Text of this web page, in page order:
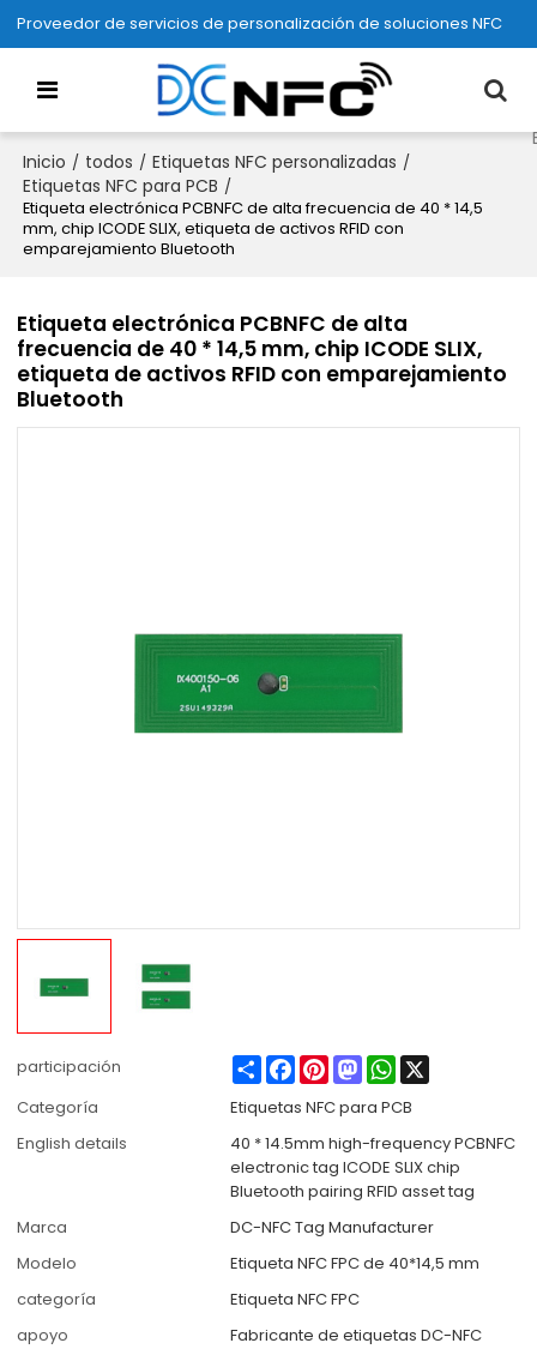
Proveedor de servicios de personalización de soluciones NFC
Inicio / todos / Etiquetas NFC personalizadas /
Etiquetas NFC para PCB /
Etiqueta electrónica PCBNFC de alta frecuencia de 40 * 14,5
mm, chip ICODE SLIX, etiqueta de activos RFID con
emparejamiento Bluetooth
Etiqueta electrónica PCBNFC de alta
frecuencia de 40 * 14,5 mm, chip ICODE SLIX,
etiqueta de activos RFID con emparejamiento
Bluetooth
participación ShareFacebook
PinterestMastodonWhatsApp
Categoría
Etiquetas NFC para PCB
English details
40 * 14.5mm high-frequency PCBNFC
electronic tag ICODE SLIX chip
Bluetooth pairing RFID asset tag
Marca
DC-NFC Tag Manufacturer
Modelo
Etiqueta NFC FPC de 40*14,5 mm
categoría
Etiqueta NFC FPC
apoyo
Fabricante de etiquetas DC-NFC